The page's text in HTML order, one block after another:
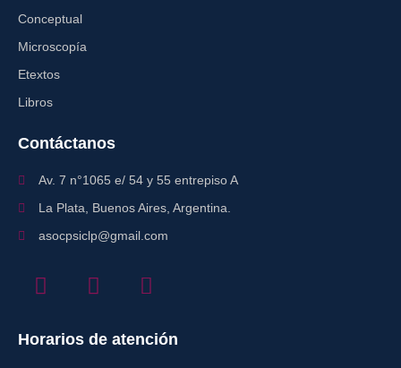
Conceptual
Microscopía
Etextos
Libros
Contáctanos
Av. 7 n°1065 e/ 54 y 55 entrepiso A
La Plata, Buenos Aires, Argentina.
asocpsiclp@gmail.com
Horarios de atención